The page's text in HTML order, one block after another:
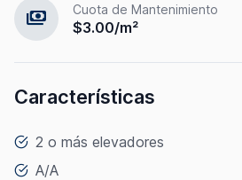
payments Cuota de Mantenimiento
$3.00/m²
Características
2 o más elevadores
A/A